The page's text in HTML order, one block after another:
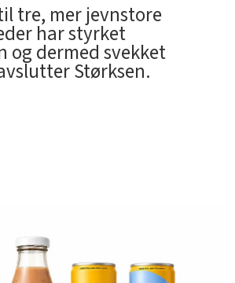
tre, mer jevnstore
har styrket
og dermed svekket
Størksen.